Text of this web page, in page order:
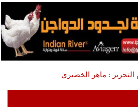
: ماهر الخضيري